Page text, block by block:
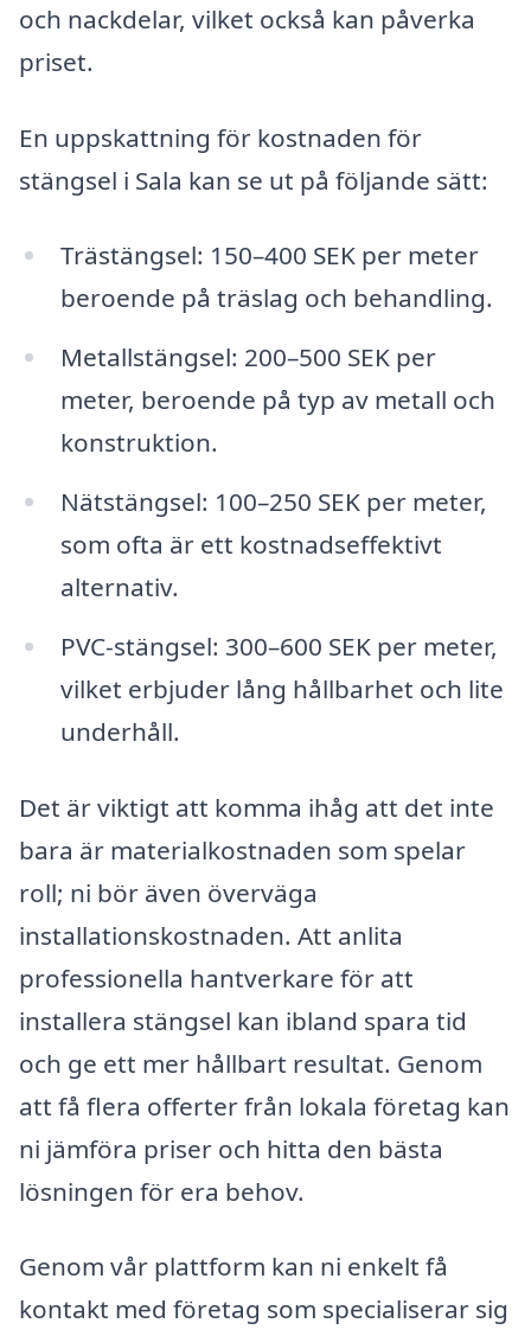
och nackdelar, vilket också kan påverka
priset.
En uppskattning för kostnaden för
stängsel i Sala kan se ut på följande sätt:
Trästängsel: 150–400 SEK per meter
beroende på träslag och behandling.
Metallstängsel: 200–500 SEK per
meter, beroende på typ av metall och
konstruktion.
Nätstängsel: 100–250 SEK per meter,
som ofta är ett kostnadseffektivt
alternativ.
PVC-stängsel: 300–600 SEK per meter,
vilket erbjuder lång hållbarhet och lite
underhåll.
Det är viktigt att komma ihåg att det inte
bara är materialkostnaden som spelar
roll; ni bör även överväga
installationskostnaden. Att anlita
professionella hantverkare för att
installera stängsel kan ibland spara tid
och ge ett mer hållbart resultat. Genom
att få flera offerter från lokala företag kan
ni jämföra priser och hitta den bästa
lösningen för era behov.
Genom vår plattform kan ni enkelt få
kontakt med företag som specialiserar sig